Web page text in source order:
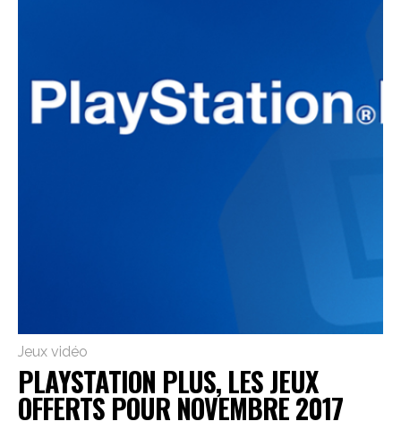
Jeux vidéo
PLAYSTATION PLUS, LES JEUX
OFFERTS POUR NOVEMBRE 2017